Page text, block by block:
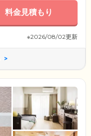
料金見積もり
※2026/08/02更新